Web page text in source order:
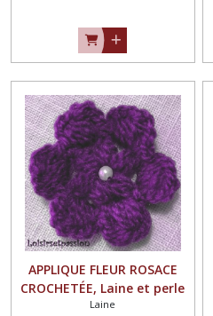
APPLIQUE FLEUR ROSACE
CROCHETÉE, Laine et perle
nacrée / VIOLET ** 4,5 / 5
Laine